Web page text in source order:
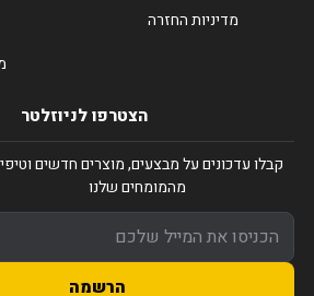
מדיניות החזרה
הצטרפו לניוזלטר
קבלו עדכונים על מבצעים, מוצרים חדשים
מהמומחים שלנו
הרשמה